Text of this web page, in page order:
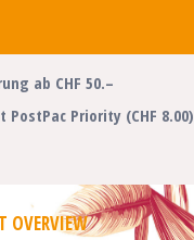
ab CHF 50.–
PostPac Priority (CHF 8.00)
OVERVIEW